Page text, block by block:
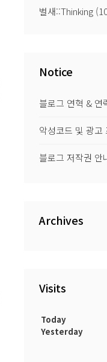
벌새::Thinking
Notice
블로그 연혁 & 연
악성코드 및 광고
블로그 저작권 안
Archives
Visits
Today
Yesterday